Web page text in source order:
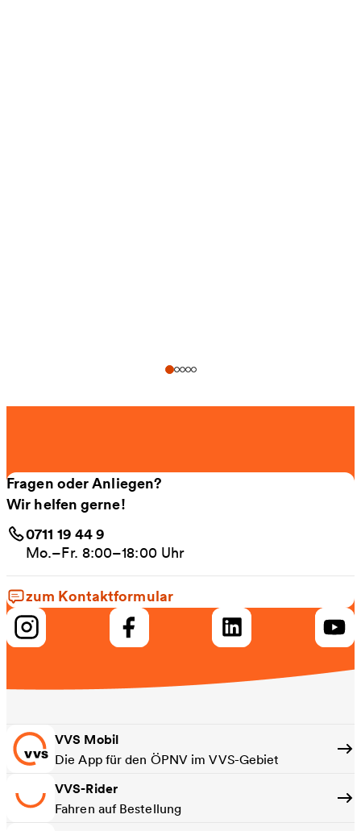
Fragen oder Anliegen?
Wir helfen gerne!
0711 19 44 9
Mo.–Fr. 8:00–18:00 Uhr
zum Kontaktformular
VVS Mobil
Die App für den ÖPNV im VVS-Gebiet
VVS-Rider
Fahren auf Bestellung